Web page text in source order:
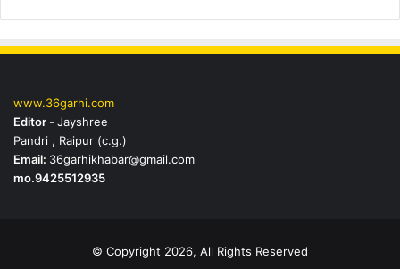
www.36garhi.com
Editor -Jayshree
Pandri , Raipur (c.g.)
Email: 36garhikhabar@gmail.com
mo.9425512935
© Copyright 2026, All Rights Reserved